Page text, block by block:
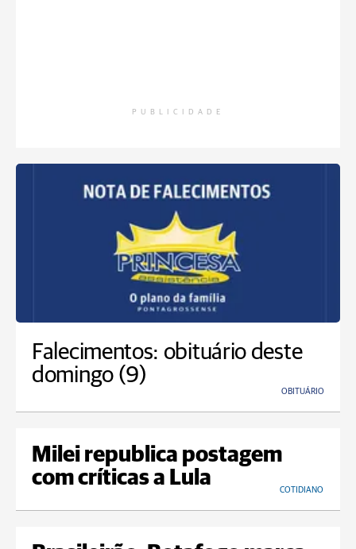
PUBLICIDADE
Falecimentos: obituário deste
domingo (9)
OBITUÁRIO
Milei republica postagem
com críticas a Lula
COTIDIANO